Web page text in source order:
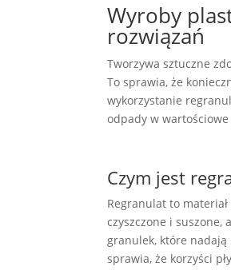
Wyroby
rozwiązań
Tworzywa sztuczne
To sprawia, że
wykorzystanie
odpady w
Czym jest
Regranulat to
czyszczone i
granulek, które
sprawia, że korzyści